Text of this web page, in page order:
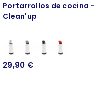
Portarrollos de cocina -
Clean'up
29,90 €